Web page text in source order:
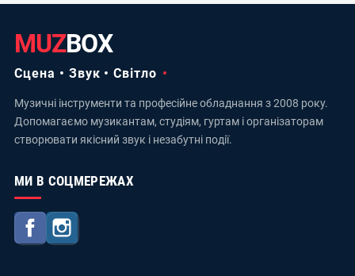
MUZBOX
Сцена • Звук • Світло
Музичні інструменти та професійне обладнання з 2008 року.
Допомагаємо музикантам, студіям, гуртам і організаторам
створювати якісний звук і незабутні події.
МИ В СОЦМЕРЕЖАХ
Facebook